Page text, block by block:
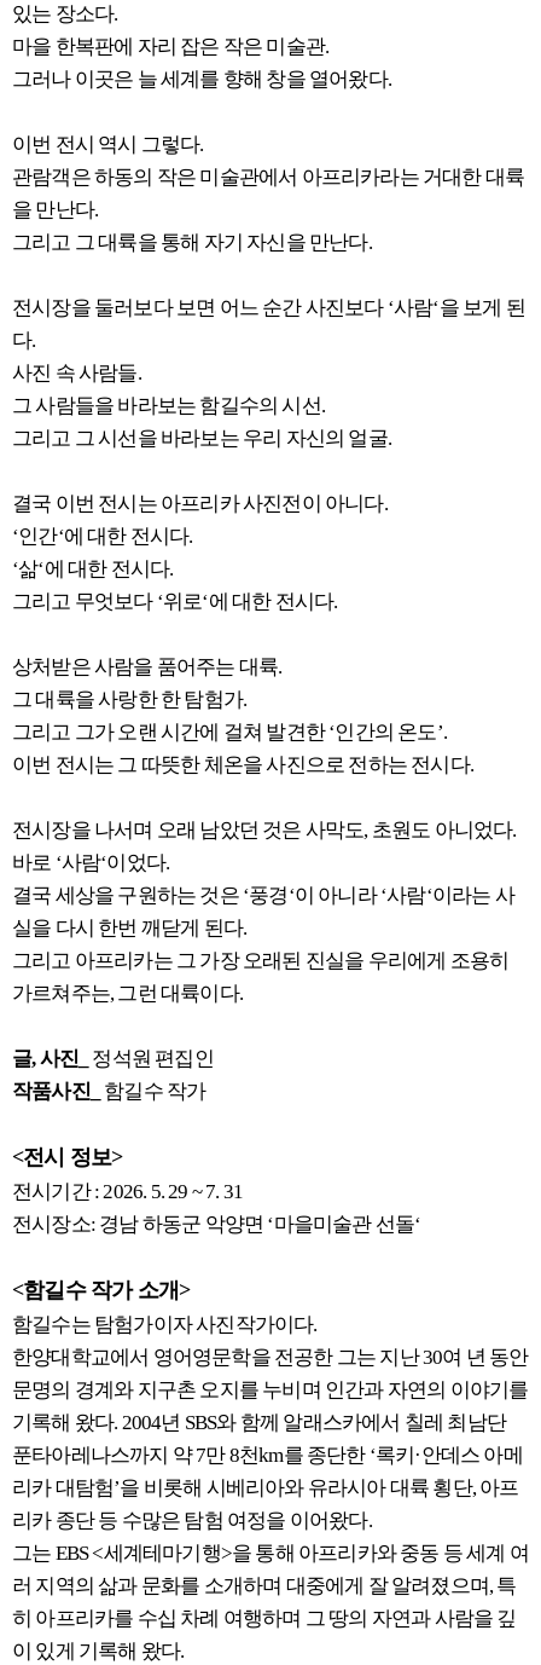
있는 장소다.
마을 한복판에 자리 잡은 작은 미술관.
그러나 이곳은 늘 세계를 향해 창을 열어왔다.
이번 전시 역시 그렇다.
관람객은 하동의 작은 미술관에서 아프리카라는 거대한 대륙
을 만난다.
그리고 그 대륙을 통해 자기 자신을 만난다.
전시장을 둘러보다 보면 어느 순간 사진보다 ‘사람‘을 보게 된
다.
사진 속 사람들.
그 사람들을 바라보는 함길수의 시선.
그리고 그 시선을 바라보는 우리 자신의 얼굴.
결국 이번 전시는 아프리카 사진전이 아니다.
‘인간‘에 대한 전시다.
‘삶‘에 대한 전시다.
그리고 무엇보다 ‘위로‘에 대한 전시다.
상처받은 사람을 품어주는 대륙.
그 대륙을 사랑한 한 탐험가.
그리고 그가 오랜 시간에 걸쳐 발견한 ‘인간의 온도’.
이번 전시는 그 따뜻한 체온을 사진으로 전하는 전시다.
전시장을 나서며 오래 남았던 것은 사막도, 초원도 아니었다.
바로 ‘사람‘이었다.
결국 세상을 구원하는 것은 ‘풍경‘이 아니라 ‘사람‘이라는 사
실을 다시 한번 깨닫게 된다.
그리고 아프리카는 그 가장 오래된 진실을 우리에게 조용히
가르쳐주는, 그런 대륙이다.
글, 사진_ 정석원 편집인
작품사진_ 함길수 작가
<전시 정보>
전시기간 : 2026. 5. 29 ~ 7. 31
전시장소: 경남 하동군 악양면 ‘마을미술관 선돌‘
<함길수 작가 소개>
함길수는 탐험가이자 사진작가이다.
한양대학교에서 영어영문학을 전공한 그는 지난 30여 년 동안
문명의 경계와 지구촌 오지를 누비며 인간과 자연의 이야기를
기록해 왔다. 2004년 SBS와 함께 알래스카에서 칠레 최남단
푼타아레나스까지 약 7만 8천km를 종단한 ‘록키·안데스 아메
리카 대탐험’을 비롯해 시베리아와 유라시아 대륙 횡단, 아프
리카 종단 등 수많은 탐험 여정을 이어왔다.
그는 EBS <세계테마기행>을 통해 아프리카와 중동 등 세계 여
러 지역의 삶과 문화를 소개하며 대중에게 잘 알려졌으며, 특
히 아프리카를 수십 차례 여행하며 그 땅의 자연과 사람을 깊
이 있게 기록해 왔다.